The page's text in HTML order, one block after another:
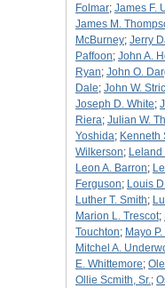
Folmar; James F.
James M.
McBurney; Jerry
Paffoon; John A.
Ryan; John O.
Dale; John W.
Joseph D. White;
Riera; Julian W.
Yoshida; Kenneth
Wilkerson; Leland
Leon A. Barron;
Ferguson; Louis
Luther T. Smith;
Marion L. Trescot;
Touchton; Mayo
Mitchel A.
E. Whittemore;
Ollie Scmith, Sr.;